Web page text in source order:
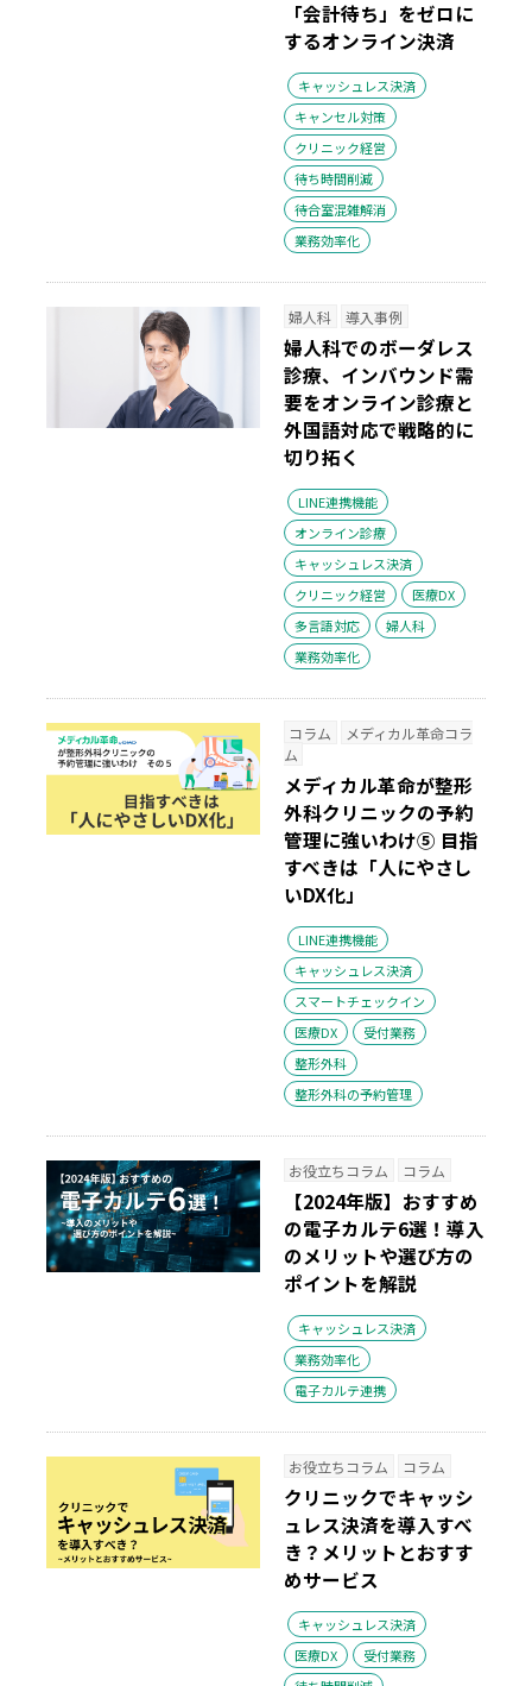
「会計待ち」をゼロに
するオンライン決済
キャッシュレス決済
キャンセル対策
クリニック経営
待ち時間削減
待合室混雑解消
業務効率化
婦人科 導入事例
婦人科でのボーダレス
診療、インバウンド需
要をオンライン診療と
外国語対応で戦略的に
切り拓く
LINE連携機能
オンライン診療
キャッシュレス決済
クリニック経営
医療DX
多言語対応
婦人科
業務効率化
コラム
メディカル革命コラ
ム
メディカル革命が整形
外科クリニックの予約
管理に強いわけ⑤ 目指
すべきは「人にやさし
いDX化」
LINE連携機能
キャッシュレス決済
スマートチェックイン
医療DX
受付業務
整形外科
整形外科の予約管理
お役立ちコラム コラム
【2024年版】おすすめ
の電子カルテ6選！導入
のメリットや選び方の
ポイントを解説
キャッシュレス決済
業務効率化
電子カルテ連携
お役立ちコラム コラム
クリニックでキャッシ
ュレス決済を導入すべ
き？メリットとおすす
めサービス
キャッシュレス決済
医療DX
受付業務